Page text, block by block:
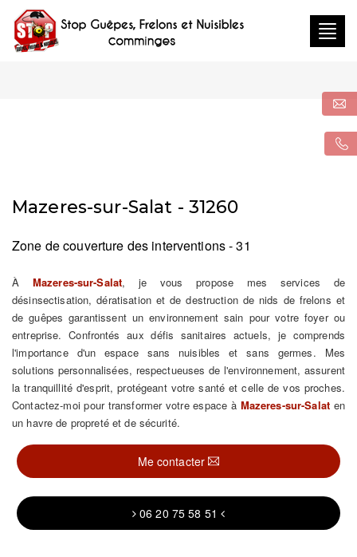
Mazeres-sur-Salat - 31260
Zone de couverture des interventions - 31
À Mazeres-sur-Salat, je vous propose mes services de
désinsectisation, dératisation et de destruction de nids de frelons et
de guêpes garantissent un environnement sain pour votre foyer ou
entreprise. Confrontés aux défis sanitaires actuels, je comprends
l'importance d'un espace sans nuisibles et sans germes. Mes
solutions personnalisées, respectueuses de l'environnement, assurent
la tranquillité d'esprit, protégeant votre santé et celle de vos proches.
Contactez-moi pour transformer votre espace à Mazeres-sur-Salat en
un havre de propreté et de sécurité.
Me contacter
06 20 75 58 51